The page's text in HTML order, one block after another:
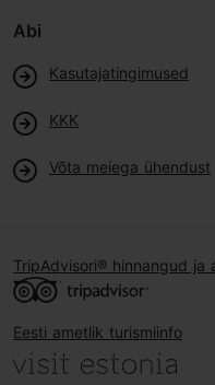
Abi
Kasutajatingimused
KKK
Võta meiega ühendust
TripAdvisori® hinnangud ja
Eesti ametlik turismiinfo